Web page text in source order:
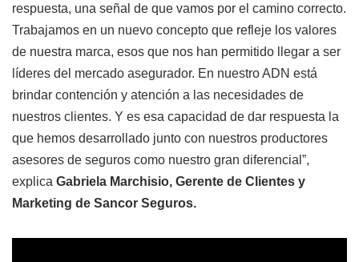
respuesta, una señal de que vamos por el camino correcto.
Trabajamos en un nuevo concepto que refleje los valores
de nuestra marca, esos que nos han permitido llegar a ser
líderes del mercado asegurador. En nuestro ADN está
brindar contención y atención a las necesidades de
nuestros clientes. Y es esa capacidad de dar respuesta la
que hemos desarrollado junto con nuestros productores
asesores de seguros como nuestro gran diferencial”,
explica Gabriela Marchisio, Gerente de Clientes y
Marketing de Sancor Seguros.